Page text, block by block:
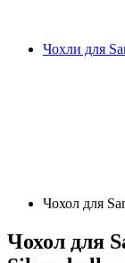
Чохли для
Чохол для
Чохол для